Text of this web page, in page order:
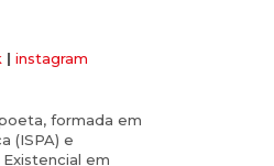
| instagram
formada em
(ISPA) e
em